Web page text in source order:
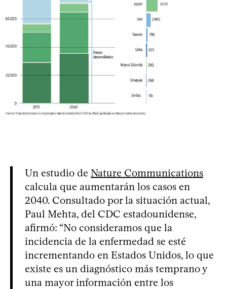
Un estudio de Nature Communications
calcula que aumentarán los casos en
2040. Consultado por la situación actual,
Paul Mehta, del CDC estadounidense,
afirmó: “No consideramos que la
incidencia de la enfermedad se esté
incrementando en Estados Unidos, lo que
existe es un diagnóstico más temprano y
una mayor información entre los